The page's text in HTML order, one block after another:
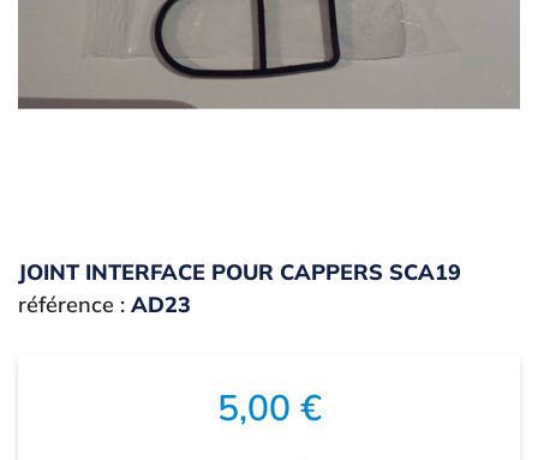
JOINT INTERFACE POUR CAPPERS SCA19
référence : AD23
5,00 €